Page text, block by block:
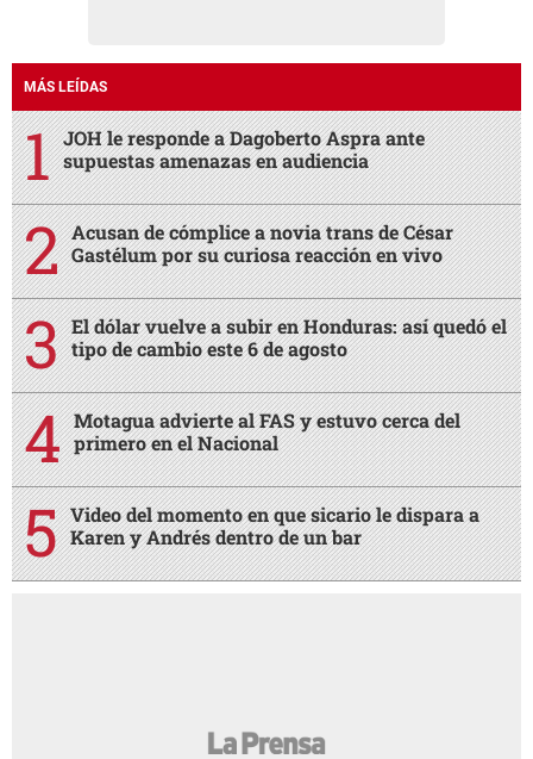
MÁS LEÍDAS
JOH le responde a Dagoberto Aspra ante
supuestas amenazas en audiencia
Acusan de cómplice a novia trans de César
Gastélum por su curiosa reacción en vivo
El dólar vuelve a subir en Honduras: así quedó el
tipo de cambio este 6 de agosto
Motagua advierte al FAS y estuvo cerca del
primero en el Nacional
Video del momento en que sicario le dispara a
Karen y Andrés dentro de un bar